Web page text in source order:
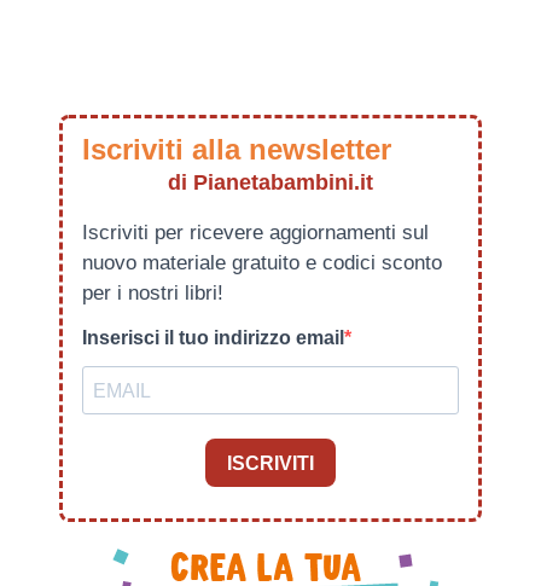
Iscriviti alla newsletter
di Pianetabambini.it
Iscriviti per ricevere aggiornamenti sul
nuovo materiale gratuito e codici sconto
per i nostri libri!
Inserisci il tuo indirizzo email
ISCRIVITI